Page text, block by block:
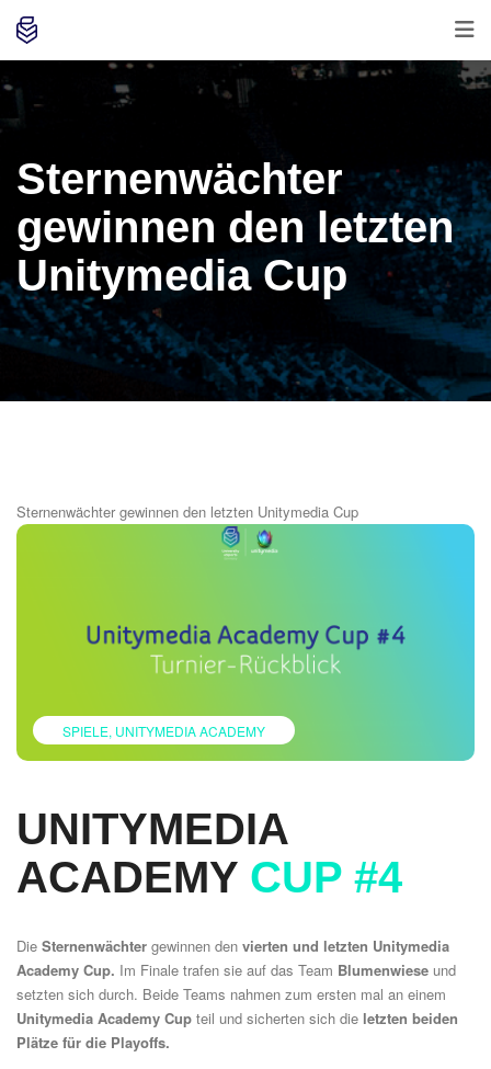
Sternenwächter
gewinnen den letzten
Unitymedia Cup
Sternenwächter gewinnen den letzten Unitymedia Cup
SPIELE UNITYMEDIA ACADEMY
UNITYMEDIA
ACADEMY CUP #4
Die Sternenwächter gewinnen den vierten und letzten Unitymedia
Academy Cup. Im Finale trafen sie auf das Team Blumenwiese und
setzten sich durch. Beide Teams nahmen zum ersten mal an einem
Unitymedia Academy Cup teil und sicherten sich die letzten beiden
Plätze für die Playoffs.